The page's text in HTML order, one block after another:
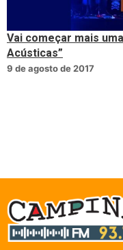
Vai começar mais
Acústicas”
9 de agosto de 2017